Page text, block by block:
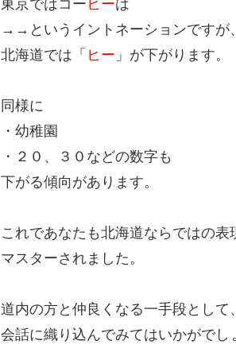
東京ではコー ヒーは
→→というイントネーションですが、
北海道では「 ヒー 」が下がります。
同様に
・幼稚園
・２０、３０などの数字も
下がる傾向があります。
これであなたも北海道ならではの表
マスターされました。
道内の方と仲良くなる一手段として、
会話に織り込んでみてはいかがでし